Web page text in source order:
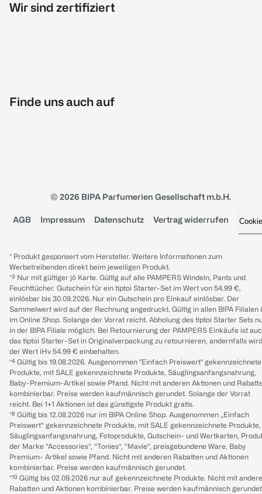
Wir sind zertifiziert
Finde uns auch auf
© 2026 BIPA Parfumerien Gesellschaft m.b.H.
AGB Impressum Datenschutz Vertrag widerrufen
* Produkt gesponsert vom Hersteller. Weitere Informationen zum
Werbetreibenden direkt beim jeweiligen Produkt.
*³ Nur mit gültiger jö Karte. Gültig auf alle PAMPERS Windeln, Pants und
Feuchttücher. Gutschein für ein tiptoi Starter-Set im Wert von 54.99 €,
einlösbar bis 30.09.2026. Nur ein Gutschein pro Einkauf einlösbar. Der
Sammelwert wird auf der Rechnung angedruckt. Gültig in allen BIPA Filialen
im Online Shop. Solange der Vorrat reicht. Abholung des tiptoi Starter Sets
in der BIPA Filiale möglich. Bei Retournierung der PAMPERS Einkäufe ist
das tiptoi Starter-Set in Originalverpackung zu retournieren, andernfalls wird
der Wert iHv 54.99 € einbehalten.
*⁴ Gültig bis 19.08.2026. Ausgenommen "Einfach Preiswert" gekennzeichnete
Produkte, mit SALE gekennzeichnete Produkte, Säuglingsanfangsnahrung,
Baby-Premium-Artikel sowie Pfand. Nicht mit anderen Aktionen und
kombinierbar. Preise werden kaufmännisch gerundet. Solange der Vorrat
reicht. Bei 1+1 Aktionen ist das günstigste Produkt gratis.
*⁸ Gültig bis 12.08.2026 nur im BIPA Online Shop. Ausgenommen „Einfach
Preiswert“ gekennzeichnete Produkte, mit SALE gekennzeichnete Produkte,
Säuglingsanfangsnahrung, Fotoprodukte, Gutschein- und Wertkarten,
der Marke “Accessories“, “Tonies“, “Mavie“, preisgebundene Ware, Baby
Premium- Artikel sowie Pfand. Nicht mit anderen Rabatten und Aktionen
kombinierbar. Preise werden kaufmännisch gerundet.
*¹⁰ Gültig bis 02.09.2026 nur auf gekennzeichnete Produkte. Nicht mit
Rabatten und Aktionen kombinierbar. Preise werden kaufmännisch